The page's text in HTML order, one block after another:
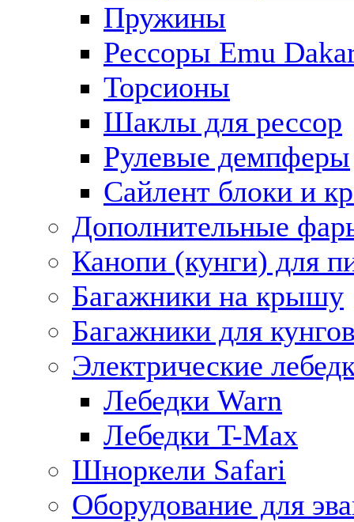
Пружины
Рессоры Emu
Торсионы
Шаклы для рессор
Рулевые демпферы
Сайлент блоки и
Дополнительные
Канопи (кунги) для
Багажники на крышу
Багажники для
Электрические
Лебедки Warn
Лебедки T-Max
Шноркели Safari
Оборудование для